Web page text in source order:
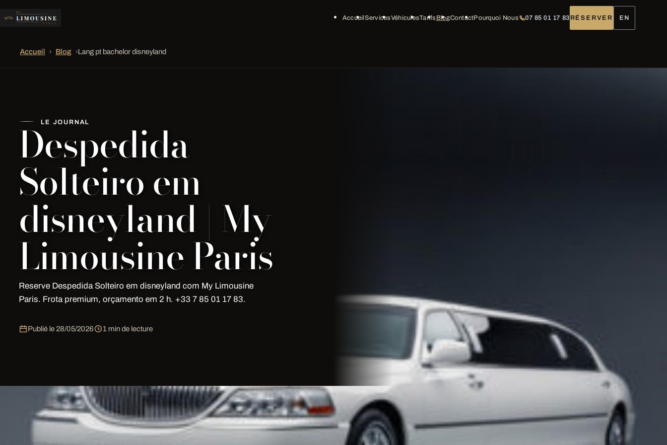
AccueilServicesVéhiculesTarifsBlogContactPourquoi Nous 07 85 01 17 83 RÉSERVER EN
Accueil › Blog ›Lang pt bachelor disneyland
LE JOURNAL
Despedida
Solteiro em
disneyland | My
Limousine Paris
Reserve Despedida Solteiro em disneyland com My Limousine
Paris. Frota premium, orçamento em 2 h. +33 7 85 01 17 83.
Publié le 28/05/2026 1 min de lecture
Despedida Solteiro em disneyland | My Limousine Paris
Reserve o seu Despedida Solteiro em disneyland com My Limousine Paris. Frota